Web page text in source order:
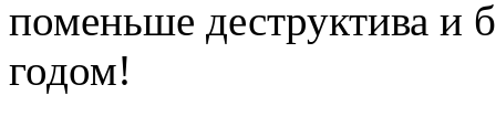
поменьше деструктива и
годом!